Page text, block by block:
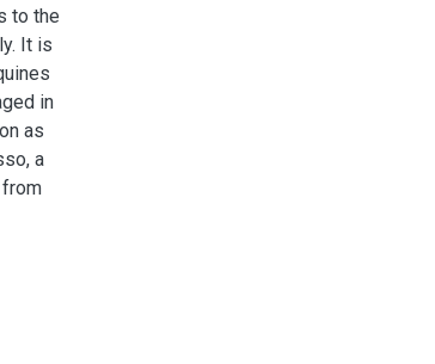
to the
It is
in
as
a